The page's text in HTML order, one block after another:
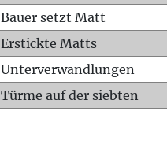
Bauer setzt Matt
Erstickte Matts
Unterverwandlungen
Türme auf der siebten